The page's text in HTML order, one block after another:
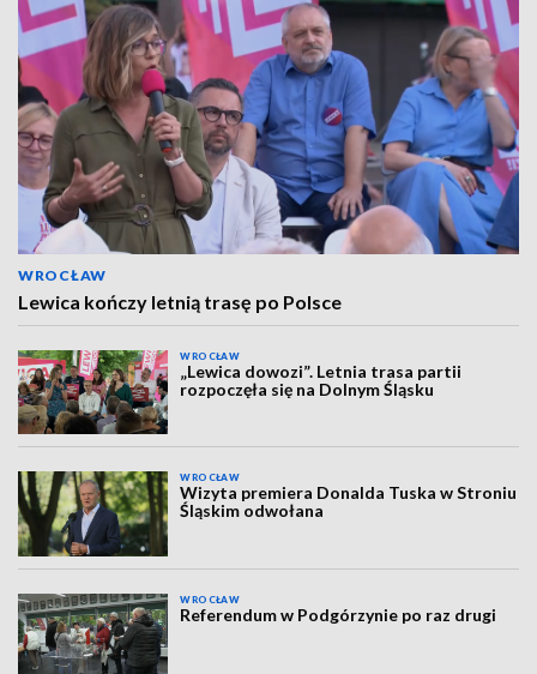
WROCŁAW
Lewica kończy letnią trasę po Polsce
WROCŁAW
„Lewica dowozi”. Letnia trasa partii
rozpoczęła się na Dolnym Śląsku
WROCŁAW
Wizyta premiera Donalda Tuska w Stroniu
Śląskim odwołana
WROCŁAW
Referendum w Podgórzynie po raz drugi